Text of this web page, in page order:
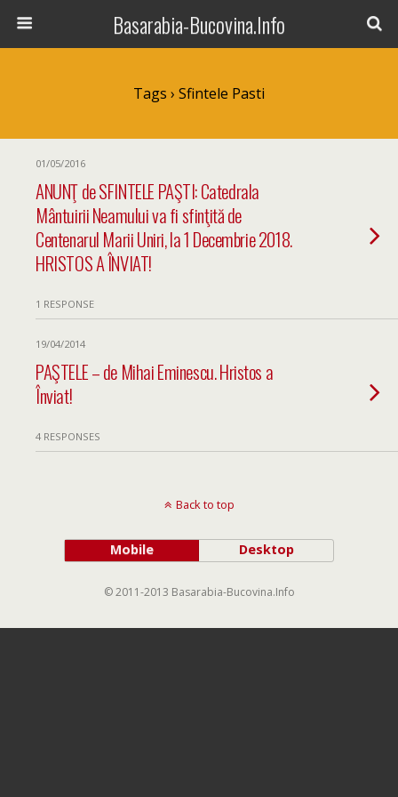
Basarabia-Bucovina.Info
Tags › Sfintele Pasti
01/05/2016
ANUNŢ de SFINTELE PAŞTI: Catedrala
Mântuirii Neamului va fi sfinţită de
Centenarul Marii Uniri, la 1 Decembrie 2018.
HRISTOS A ÎNVIAT!
1 RESPONSE
19/04/2014
PAŞTELE – de Mihai Eminescu. Hristos a
Înviat!
4 RESPONSES
Back to top
Mobile Desktop
© 2011-2013 Basarabia-Bucovina.Info